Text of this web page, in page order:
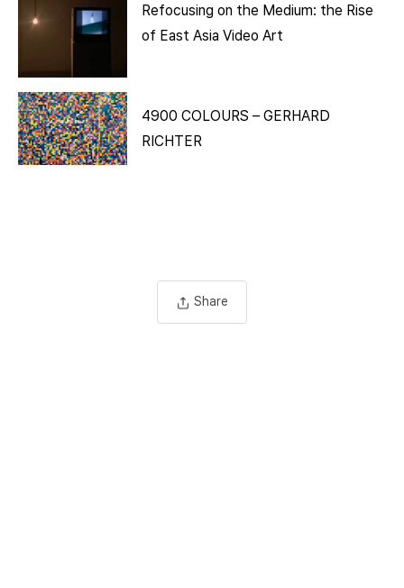
Refocusing on the Medium: the Rise
of East Asia Video Art
4900 COLOURS – GERHARD
RICHTER
Share